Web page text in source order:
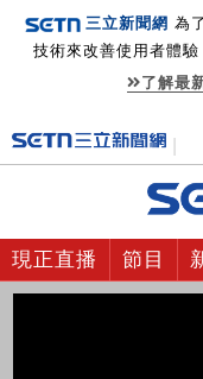
三立新聞網 為
技術來改善使用者體驗
了解最
現正直播 節目